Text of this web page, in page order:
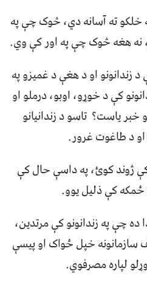
ته آسانه دي، څوک چې په
هغه څوک چې په اور کې وي.
زندانونو او د هغې د غميزو په
کې د خوړو، اوبو، درملو او
خبر یاست؟ تاسو د زندانیانو
د طاغوت غرور.
ژوند کوئ، په داسې حال کې
ځمکه کې ذلیل یوو.
ده چې په زندانونو کې مرتدين،
خپل ځواک او پیسې
لپاره مصرفوي.